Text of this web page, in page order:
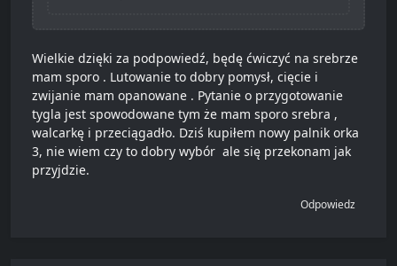
Wielkie dzięki za podpowiedź, będę ćwiczyć na srebrze
mam sporo . Lutowanie to dobry pomysł, cięcie i
zwijanie mam opanowane . Pytanie o przygotowanie
tygla jest spowodowane tym że mam sporo srebra ,
walcarkę i przeciągadło. Dziś kupiłem nowy palnik orka
3, nie wiem czy to dobry wybór ale się przekonam jak
przyjdzie.
Odpowiedz